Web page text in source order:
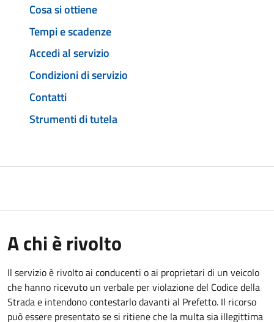
Cosa si ottiene
Tempi e scadenze
Accedi al servizio
Condizioni di servizio
Contatti
Strumenti di tutela
A chi è rivolto
Il servizio è rivolto ai conducenti o ai proprietari di un veicolo
che hanno ricevuto un verbale per violazione del Codice della
Strada e intendono contestarlo davanti al Prefetto. Il ricorso
può essere presentato se si ritiene che la multa sia illegittima